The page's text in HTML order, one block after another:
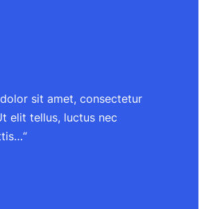
sit amet, consectetur
elit tellus, luctus nec